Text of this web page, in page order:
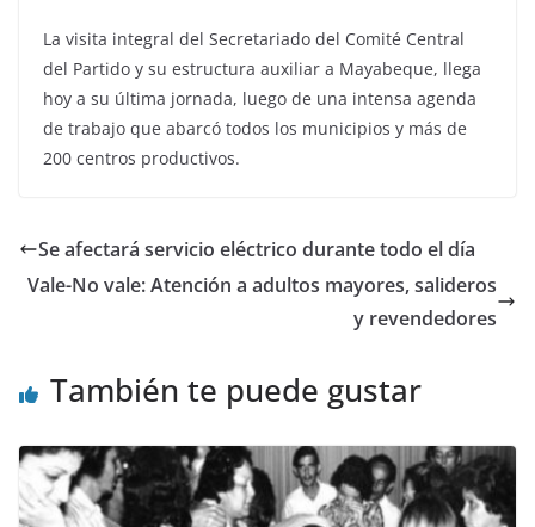
La visita integral del Secretariado del Comité Central
del Partido y su estructura auxiliar a Mayabeque, llega
hoy a su última jornada, luego de una intensa agenda
de trabajo que abarcó todos los municipios y más de
200 centros productivos.
Se afectará servicio eléctrico durante todo el día
Vale-No vale: Atención a adultos mayores, salideros
y revendedores
También te puede gustar